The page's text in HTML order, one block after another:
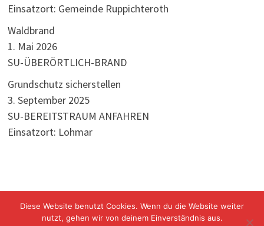
Einsatzort: Gemeinde Ruppichteroth
Waldbrand
1. Mai 2026
SU-ÜBERÖRTLICH-BRAND
Grundschutz sicherstellen
3. September 2025
SU-BEREITSTRAUM ANFAHREN
Einsatzort: Lohmar
Freiwillige Feuerwehr Windeck Mit Stolz präsentiert von
Diese Website benutzt Cookies. Wenn du die Website weiter
nutzt, gehen wir von deinem Einverständnis aus.